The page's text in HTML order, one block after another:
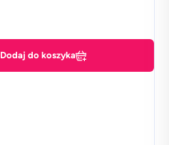
Dodaj do koszyka